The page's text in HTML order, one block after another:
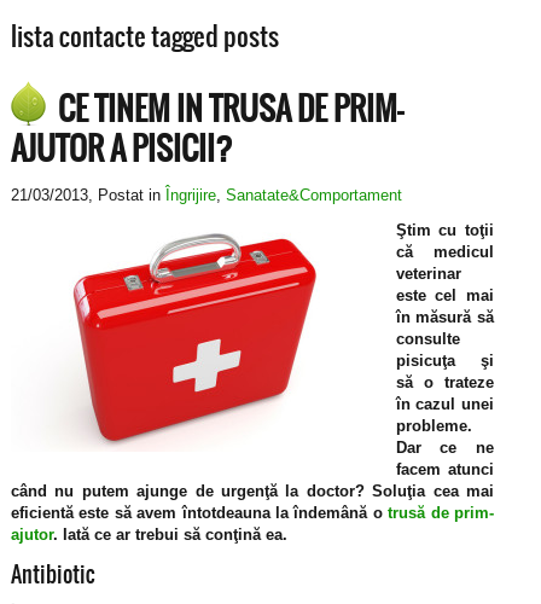
lista contacte tagged posts
CE TINEM IN TRUSA DE PRIM-
AJUTOR A PISICII?
21/03/2013, Postat in Îngrijire, Sanatate&Comportament
Ştim cu toţii
că medicul
veterinar
este cel mai
în măsură să
consulte
pisicuţa şi
să o trateze
în cazul unei
probleme.
Dar ce ne
facem atunci
când nu putem ajunge de urgenţă la doctor? Soluţia cea mai
eficientă este să avem întotdeauna la îndemână otrusă de prim-
ajutor. Iată ce ar trebui să conţină ea.
Antibiotic